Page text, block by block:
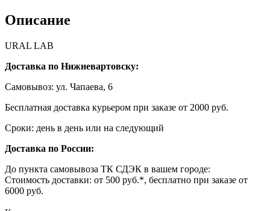
Описание
URAL LAB
Доставка по Нижневартовску:
Самовывоз: ул. Чапаева, 6
Бесплатная доставка курьером при заказе от 2000 руб.
Сроки: день в день или на следующий
Доставка по России:
До пункта самовывоза ТК СДЭК в вашем городе:
Стоимость доставки: от 500 руб.*, бесплатно при заказе от
6000 руб.